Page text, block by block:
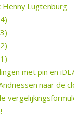
Henny Lugtenburg
met pin en
naar de